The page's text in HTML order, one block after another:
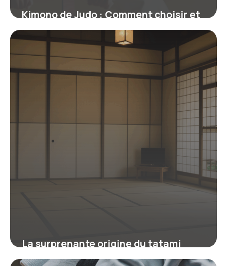
Kimono de Judo : Comment choisir et
maîtriser votre judogi efficacement
La surprenante origine du tatami
japonais révélée : comment ses